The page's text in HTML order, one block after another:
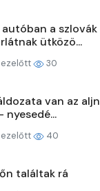
a szlovák
ütközö...
ezelőtt 30
van az
nyesedé...
ezelőtt 40
találtak rá